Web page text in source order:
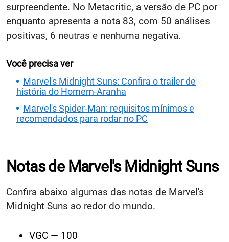
surpreendente. No Metacritic, a versão de PC por
enquanto apresenta a nota 83, com 50 análises
positivas, 6 neutras e nenhuma negativa.
Você precisa ver
Marvel's Midnight Suns: Confira o trailer de
história do Homem-Aranha
Marvel's Spider-Man: requisitos mínimos e
recomendados para rodar no PC
Notas de Marvel's Midnight Suns
Confira abaixo algumas das notas de Marvel's
Midnight Suns ao redor do mundo.
VGC — 100